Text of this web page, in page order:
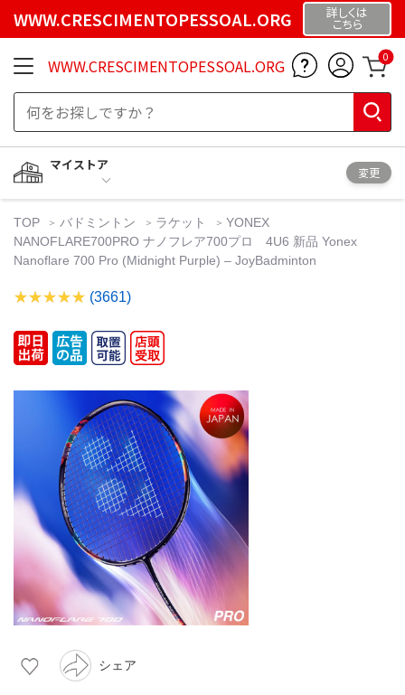
WWW.CRESCIMENTOPESSOAL.ORG 詳しくは
こちら
WWW.CRESCIMENTOPESSOAL.ORG 0
マイストア
変更
TOP バドミントン ラケット
YONEX
NANOFLARE700PRO ナノフレア700プロ 4U6 新品 Yonex
Nanoflare 700 Pro (Midnight Purple) – JoyBadminton
(3661)
シェア